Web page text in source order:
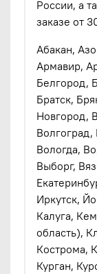
России, а
заказе от
Абакан,
Армавир,
Белгород,
Братск,
Новгород,
Вологда,
Выборг,
Иркутск,
Калуга,
область),
Кострома,
Курган,